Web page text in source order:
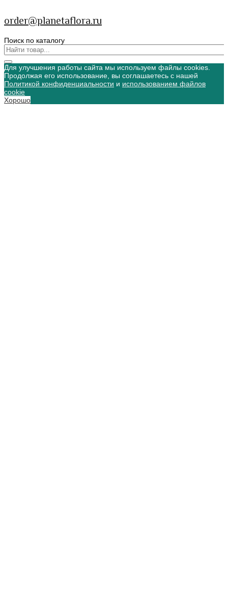
order@planetaflora.ru
Поиск по каталогу
Для улучшения работы сайта мы используем файлы cookies.
Продолжая его использование, вы соглашаетесь с нашей
Политикой конфиденциальности и использованием файлов
cookie
Хорошо